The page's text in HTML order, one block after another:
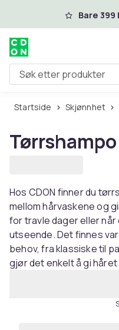
Hopp til Bare
Søk etter produkter
Startside Skjønnhet
Tørrshampo
Hos CDON finner du
mellom hårvaskene og
for travle dager eller
utseende. Det finnes
behov, fra klassiske til
gjør det enkelt å gi